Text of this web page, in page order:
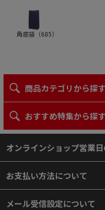
角底袋（685）
商品カテゴリから探す
おすすめ特集から探す
オンラインショップ営業
お支払い方法について
メール受信設定について